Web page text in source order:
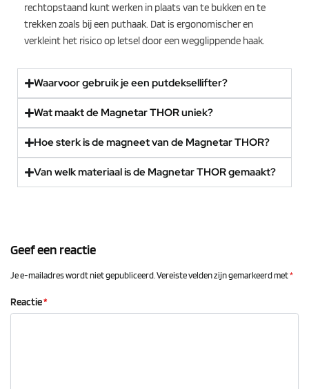
rechtopstaand kunt werken in plaats van te bukken en te
trekken zoals bij een puthaak. Dat is ergonomischer en
verkleint het risico op letsel door een wegglippende haak.
Waarvoor gebruik je een putdeksellifter?
Wat maakt de Magnetar THOR uniek?
Hoe sterk is de magneet van de Magnetar THOR?
Van welk materiaal is de Magnetar THOR gemaakt?
Geef een reactie
Je e-mailadres wordt niet gepubliceerd. Vereiste velden zijn gemarkeerd met*
Reactie*